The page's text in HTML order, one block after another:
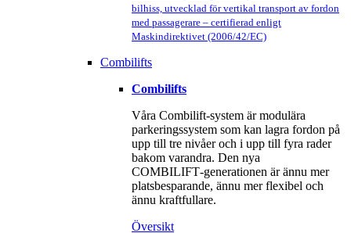
bilhiss, utvecklad för vertikal transport av fordon
med passagerare – certifierad enligt
Maskindirektivet (2006/42/EC)
Combilifts
Combilifts
Våra Combilift‑system är modulära
parkeringssystem som kan lagra fordon på
upp till tre nivåer och i upp till fyra rader
bakom varandra. Den nya
COMBILIFT‑generationen är ännu mer
platsbesparande, ännu mer flexibel och
ännu kraftfullare.‌
Översikt